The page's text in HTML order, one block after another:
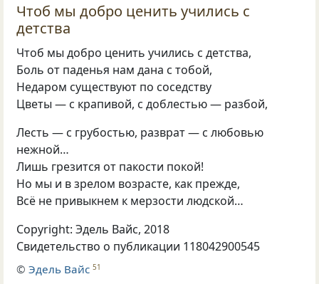
Чтоб мы добро ценить учились с
детства
Чтоб мы добро ценить учились с детства,
Боль от паденья нам дана с тобой,
Недаром существуют по соседству
Цветы — с крапивой, с доблестью — разбой,
Лесть — с грубостью, разврат — с любовью
нежной…
Лишь грезится от пакости покой!
Но мы и в зрелом возрасте, как прежде,
Всё не привыкнем к мерзости людской…
Copyright: Эдель Вайс, 2018
Свидетельство о публикации 118042900545
©Эдель Вайс 51